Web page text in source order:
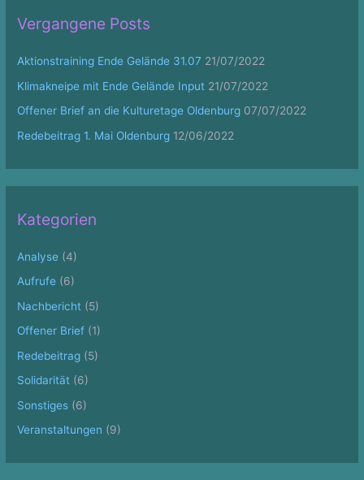
h
:
Vergangene Posts
Aktionstraining Ende Gelände 31.07 21/07/2022
Klimakneipe mit Ende Gelände Input 21/07/2022
Offener Brief an die Kulturetage Oldenburg 07/07/2022
Redebeitrag 1. Mai Oldenburg 12/06/2022
Kategorien
Analyse (4)
Aufrufe (6)
Nachbericht (5)
Offener Brief (1)
Redebeitrag (5)
Solidarität (6)
Sonstiges (6)
Veranstaltungen (9)